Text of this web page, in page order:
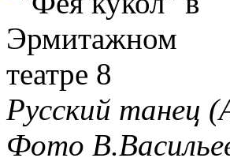
Русский танец
Фото